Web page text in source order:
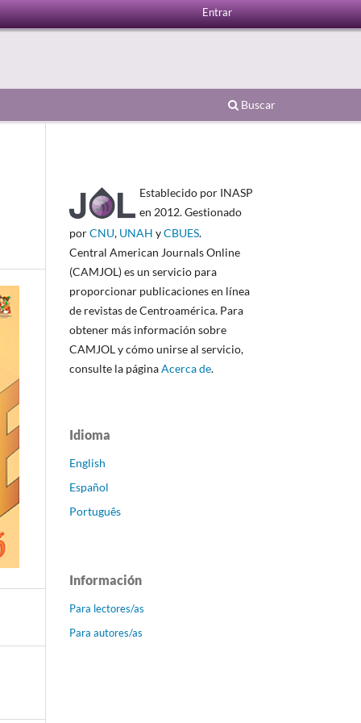
Buscar
Entrar
Establecido por INASP
en 2012. Gestionado
porCNU, UNAH yCBUES.
Central American Journals Online
(CAMJOL) es un servicio para
proporcionar publicaciones en línea
de revistas de Centroamérica. Para
obtener más información sobre
CAMJOL y cómo unirse al servicio,
consulte la páginaAcerca de.
Idioma
English
Español
Português
Información
Para lectores/as
Para autores/as